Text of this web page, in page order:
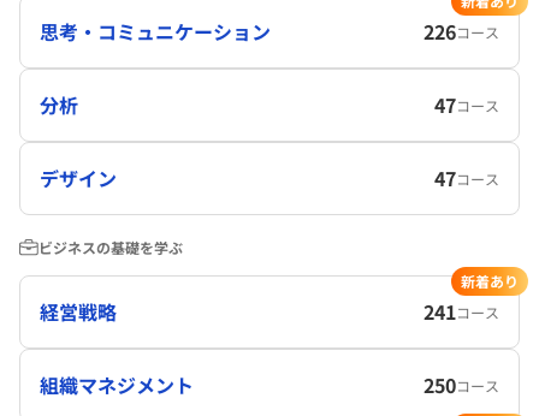
思考・コミュニケーション 226コース
分析 47コース
デザイン 47コース
ビジネスの基礎を学ぶ
経営戦略 241コース
新着あり
組織マネジメント 250コース